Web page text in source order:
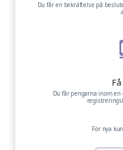
Du får en bekräftelse på
Du får pengarna inom
För nya